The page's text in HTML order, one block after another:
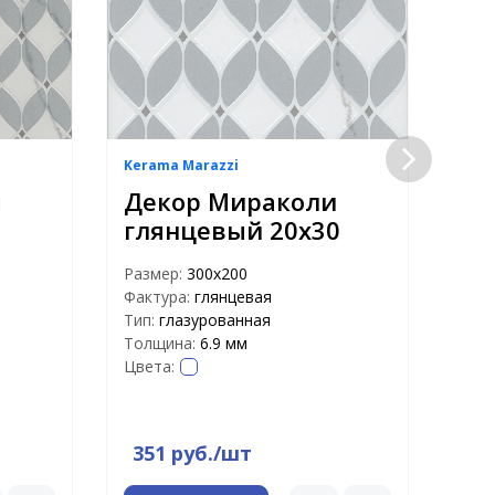
Kerama Marazzi
Декор Мираколи
глянцевый 20х30
Размер: 300х200
Фактура: глянцевая
Тип: глазурованная
Толщина: 6.9 мм
Цвета:
351 руб./шт